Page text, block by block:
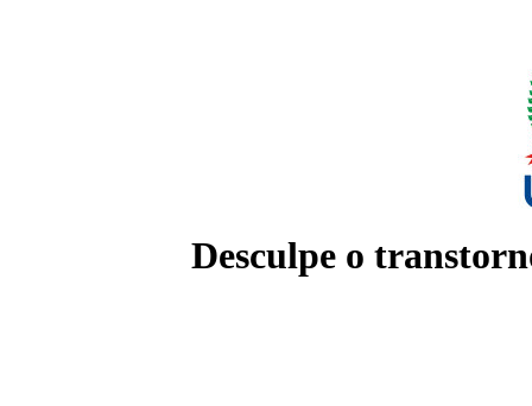
Desculpe o